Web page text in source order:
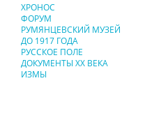
ХРОНОС
ФОРУМ
РУМЯНЦЕВСКИЙ МУЗЕЙ
ДО 1917 ГОДА
РУССКОЕ ПОЛЕ
ДОКУМЕНТЫ XX ВЕКА
ИЗМЫ